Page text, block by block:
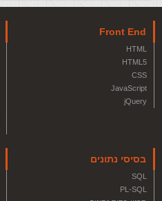
Front End
HTML
HTML5
CSS
JavaScript
jQuery
בסיסי נתונים
SQL
PL-SQL